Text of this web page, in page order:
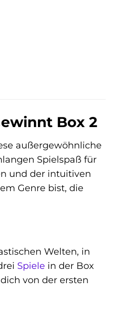
Box 2
außergewöhnliche
Spielspaß für
und der intuitiven
Genre bist, die
Welten, in
Spiele in der Box
von der ersten